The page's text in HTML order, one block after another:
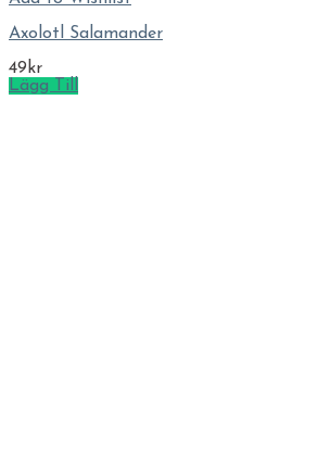
Axolotl Salamander
49 kr
Lägg Till